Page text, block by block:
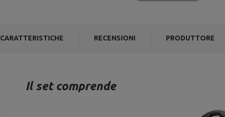
CARATTERISTICHE RECENSIONI PRODUTTORE
Il set comprende